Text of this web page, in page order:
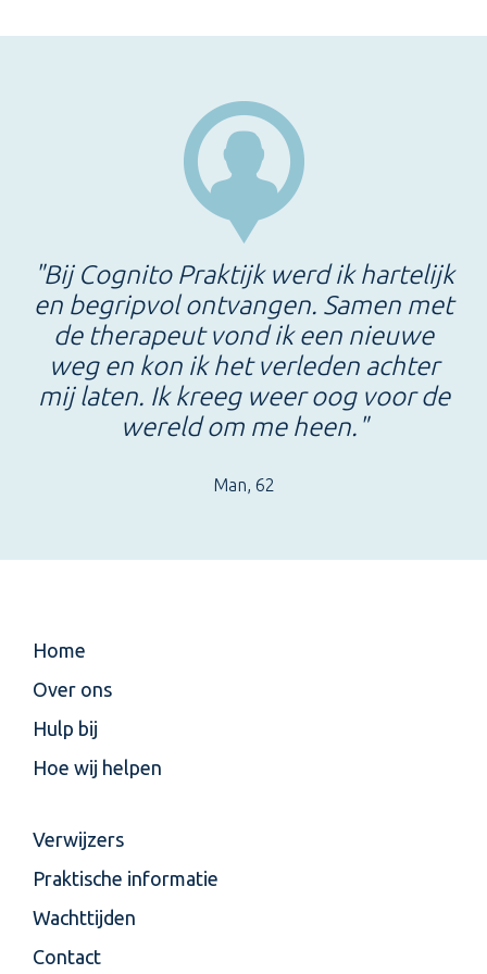
"Bij Cognito Praktijk werd ik hartelijk
en begripvol ontvangen. Samen met
de therapeut vond ik een nieuwe
weg en kon ik het verleden achter
mij laten. Ik kreeg weer oog voor de
wereld om me heen."
Man, 62
Home
Over ons
Hulp bij
Hoe wij helpen
Verwijzers
Praktische informatie
Wachttijden
Contact